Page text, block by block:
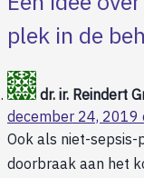
plek in de
dr. ir. Reindert
december 24, 2019
Ook als niet-sepsis-
doorbraak aan het